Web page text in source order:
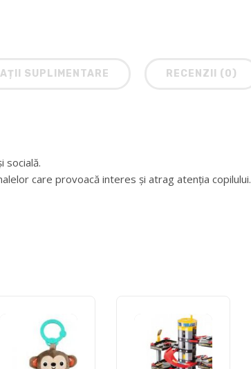
SUPLIMENTARE RECENZII (0)
socială.
care provoacă interes și atrag atenția copilului.